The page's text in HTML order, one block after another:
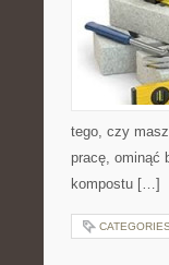
tego, czy
pracę, ominąć
kompostu […]